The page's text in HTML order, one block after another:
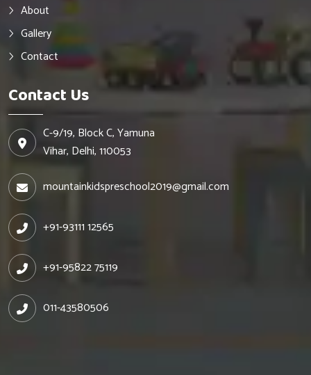
About
Gallery
Contact
Contact Us
C-9/19, Block C, Yamuna
Vihar, Delhi, 110053
mountainkidspreschool2019@gmail.com
+91-93111 12565
+91-95822 75119
011-43580506